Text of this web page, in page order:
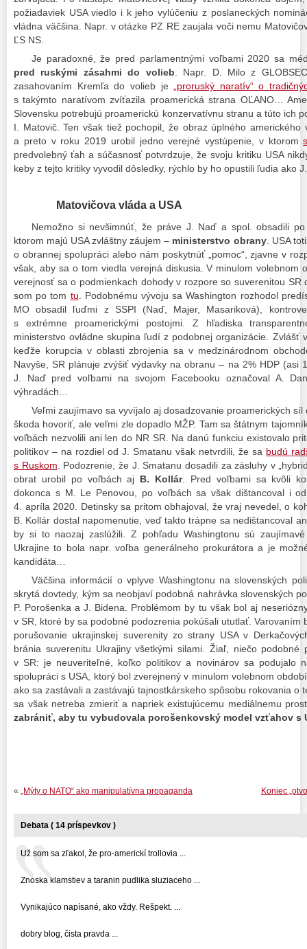
požiadaviek USA viedlo i k jeho vylúčeniu z poslaneckých
vládna väčšina. Napr. v otázke PZ RE zaujala voči nemu
ĽS NS.
Je paradoxné, že pred parlamentnými voľbami 2020 sa
pred ruskými zásahmi do volieb. Napr. D. Milo z
zasahovaním Kremľa do volieb je„proruský naratív“ o
s takýmto naratívom zvíťazila proamerická strana OĽANO…
Slovensku potrebujú proamerickú konzervatívnu stranu a túto ich
I. Matovič. Ten však tiež pochopil, že obraz úplného
a preto v roku 2019 urobil jedno verejné vystúpenie, v ktorom
predvolebný ťah a súčasnosť potvrdzuje, že svoju kritiku USA
keby z tejto kritiky vyvodil dôsledky, rýchlo by ho opustili ľudia ako
Matovičova vláda a USA
Nemožno si nevšimnúť, že práve J. Naď a spol. obsadili
ktorom majú USA zvláštny záujem – ministerstvo obrany. USA
o obrannej spolupráci alebo nám poskytnúť „pomoc“, zjavne v
však, aby sa o tom viedla verejná diskusia. V minulom volebnom
verejnosť sa o podmienkach dohody v rozpore so suverenitou
som po tom tu . Podobnému vývoju sa Washington rozhodol
MO obsadil ľuďmi z SSPI (Naď, Majer, Masariková),
s extrémne proamerickými postojmi. Z hľadiska
ministerstvo ovládne skupina ľudí z podobnej organizácie. Zvlášť
keďže korupcia v oblasti zbrojenia sa v medzinárodnom
Navyše, SR plánuje zvýšiť výdavky na obranu – na 2% HDP (asi
J. Naď pred voľbami na svojom Facebooku označoval A.
výhradách…
Veľmi zaujímavo sa vyvíjalo aj dosadzovanie proamerických
škoda hovoriť, ale veľmi zle dopadlo MŽP. Tam sa štátnym
voľbách nezvolili ani len do NR SR. Na danú funkciu existovalo
politikov – na rozdiel od J. Smatanu však netvrdili, že sa budú
s Ruskom. Podozrenie, že J. Smatanu dosadili za zásluhy v
obrat urobil po voľbách aj B. Kollár. Pred voľbami sa kvôli
dokonca s M. Le Penovou, po voľbách sa však dištancoval i
4. apríla 2020. Detinsky sa pritom obhajoval, že vraj nevedel, o
B. Kollár dostal napomenutie, veď takto trápne sa nedištancoval
by si to naozaj zaslúžili. Z pohľadu Washingtonu sú
Ukrajine to bola napr. voľba generálneho prokurátora a je
kandidáta…
Väčšina informácií o vplyve Washingtonu na slovenských
skrytá dovtedy, kým sa neobjaví podobná nahrávka slovenských
P. Porošenka a J. Bidena. Problémom by tu však bol aj
v SR, ktoré by sa podobné podozrenia pokúšali ututlať. Varovaním
porušovanie ukrajinskej suverenity zo strany USA v
bránia suverenitu Ukrajiny všetkými silami. Žiaľ, niečo
v SR: je neuveriteľné, koľko politikov a novinárov sa podujalo
spolupráci s USA, ktorý bol zverejnený v minulom volebnom
ako sa zastávali a zastávajú tajnostkárskeho spôsobu rokovania o
sa však netreba zmieriť a napriek existujúcemu mediálnemu
zabrániť, aby tu vybudovala porošenkovský model vzťahov s
Koniec
« „Mýty o NATO“ ako manipulatívna propaganda
Debata ( 14 príspevkov )
Už som sa zľakol, že pro-americkí trollovia ...
Znoska klamstiev a taranin pudlika sluziaceho ...
Vynikajúco napísané, ako vždy. Rešpekt. ...
dobry blog, čista pravda ...